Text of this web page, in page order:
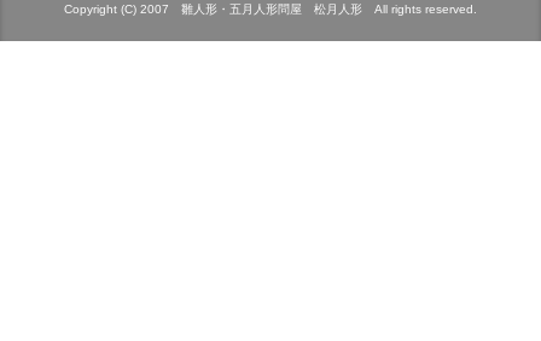
Copyright (C) 2007 雛人形・五月人形問屋 松月人形 All rights reserved.